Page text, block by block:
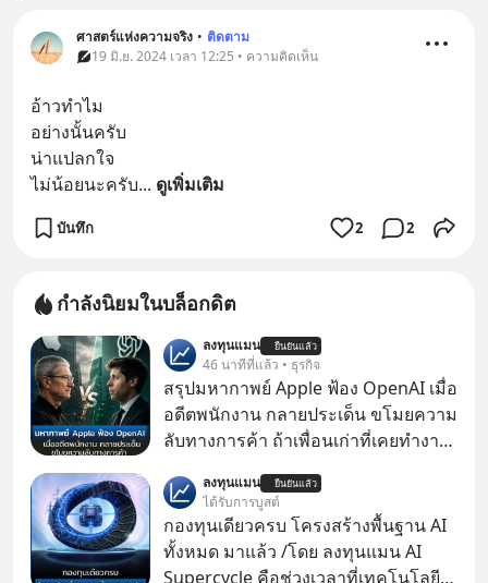
ศาสตร์แห่งความจริง • ติดตาม
19 มิ.ย. 2024 เวลา 12:25 • ความคิดเห็น
อ้าวทำไม
อย่างนั้นครับ
น่าแปลกใจ
ไม่น้อยนะครับ... ดูเพิ่มเติม
บันทึก 2 2
กำลังนิยมในบล็อกดิต
ลงทุนแมน ยืนยันแล้ว
46 นาทีที่แล้ว • ธุรกิจ
สรุปมหากาพย์ Apple ฟ้อง OpenAI เมื่อ
อดีตพนักงาน กลายประเด็น ขโมยความ
ลับทางการค้า ถ้าเพื่อนเก่าที่เคยทำงาน
เก่าที่เขาเคยทำไว้ ตอนยังอยู่บริษัท
เดียวกัน
ลงทุนแมน ยืนยันแล้ว
ได้รับการบูสต์
กองทุนเดียวครบ โครงสร้างพื้นฐาน AI
ทั้งหมด มาแล้ว /โดย ลงทุนแมน AI
Supercycle คือช่วงเวลาที่เทคโนโลยี